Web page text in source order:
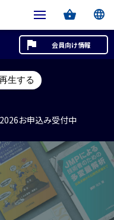
生する
お申込み受付中
お申込み受付中
お申込み受付中
会員向け情報